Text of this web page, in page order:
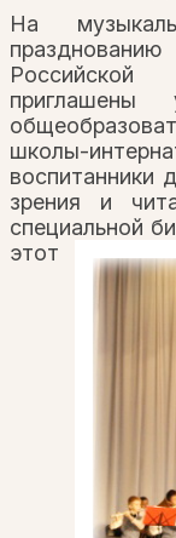
На
приглашены
школы-
воспитанники
зрения и
специальной
этот